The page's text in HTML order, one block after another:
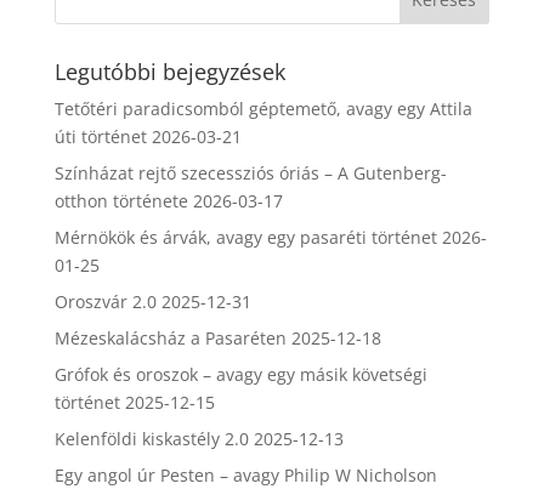
Legutóbbi bejegyzések
Tetőtéri paradicsomból géptemető, avagy egy Attila
úti történet 2026-03-21
Színházat rejtő szecessziós óriás – A Gutenberg-
otthon története 2026-03-17
Mérnökök és árvák, avagy egy pasaréti történet 2026-
01-25
Oroszvár 2.0 2025-12-31
Mézeskalácsház a Pasaréten 2025-12-18
Grófok és oroszok – avagy egy másik követségi
történet 2025-12-15
Kelenföldi kiskastély 2.0 2025-12-13
Egy angol úr Pesten – avagy Philip W Nicholson